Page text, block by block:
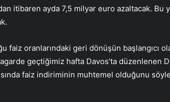
itibaren ayda 7,5 milyar euro azaltacak. Bu
faiz oranlarındaki geri dönüşün başlangıcı
geçtiğimiz hafta Davos’ta düzenlenen
faiz indiriminin muhtemel olduğunu